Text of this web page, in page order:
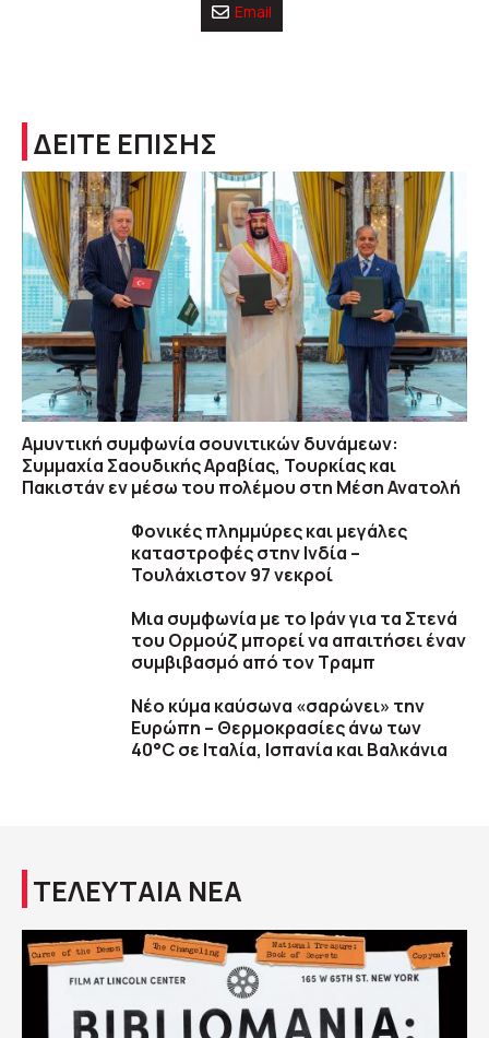
Email
ΔΕΙΤΕ ΕΠΙΣΗΣ
Αμυντική συμφωνία σουνιτικών δυνάμεων:
Συμμαχία Σαουδικής Αραβίας, Τουρκίας και
Πακιστάν εν μέσω του πολέμου στη Μέση Ανατολή
Φονικές πλημμύρες και μεγάλες
καταστροφές στην Ινδία –
Τουλάχιστον 97 νεκροί
Μια συμφωνία με το Ιράν για τα Στενά
του Ορμούζ μπορεί να απαιτήσει έναν
συμβιβασμό από τον Τραμπ
Νέο κύμα καύσωνα «σαρώνει» την
Ευρώπη – Θερμοκρασίες άνω των
40°C σε Ιταλία, Ισπανία και Βαλκάνια
ΤΕΛΕΥΤΑΙΑ ΝΕΑ